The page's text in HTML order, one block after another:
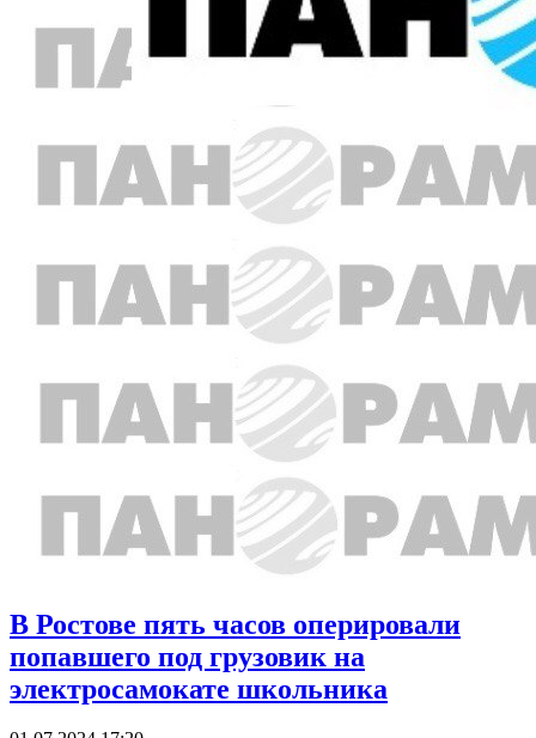
В Ростове пять часов оперировали
попавшего под грузовик на
электросамокате школьника